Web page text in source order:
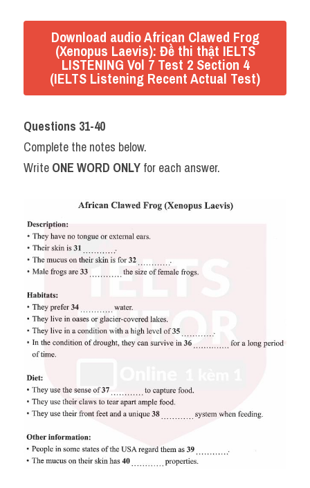
Download audio African Clawed Frog
(Xenopus Laevis): Đề thi thật IELTS
LISTENING Vol 7 Test 2 Section 4
(IELTS Listening Recent Actual Test)
Questions 31-40
Complete the notes below.
Write ONE WORD ONLY for each answer.